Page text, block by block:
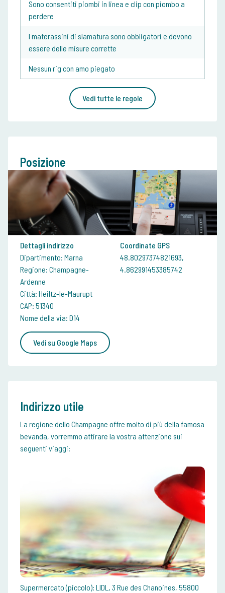
Sono consentiti piombi in ​​linea e clip con piombo a
perdere
I materassini di slamatura sono obbligatori e devono
essere delle misure corrette
Nessun rig con amo piegato
Vedi tutte le regole
Posizione
Dettagli indirizzo
Dipartimento: Marna
Regione: Champagne-
Ardenne
Città: Heiltz-le-Maurupt
CAP: 51340
Nome della via: D14
Coordinate GPS
48.80297374821693,
4.862991453385742
Vedi su Google Maps
Indirizzo utile
La regione dello Champagne offre molto di più della famosa
bevanda, vorremmo attirare la vostra attenzione sui
seguenti viaggi:
Supermercato (piccolo): LIDL, 3 Rue des Chanoines, 55800